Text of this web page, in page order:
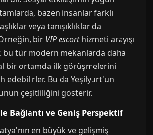
bazen insanlar farklı
veya tanışıklıklar da
bir VIP escorthizmeti arayışı
bu tür modern mekanlarda daha
bir ortamda ilk görüşmelerini
edebilirler. Bu da Yeşilyurt'un
çeşitliliğini gösterir.
Bağlantı ve Geniş Perspektif
en büyük ve gelişmiş